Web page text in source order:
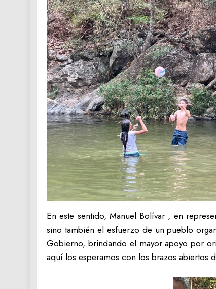
En este sentido, Manuel Bolívar , en
sino también el esfuerzo de un pueblo
Gobierno, brindando el mayor apoyo por
aquí los esperamos con los brazos abiertos